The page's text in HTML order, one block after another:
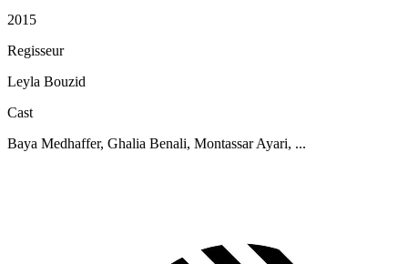
2015
Regisseur
Leyla Bouzid
Cast
Baya Medhaffer, Ghalia Benali, Montassar Ayari, ...